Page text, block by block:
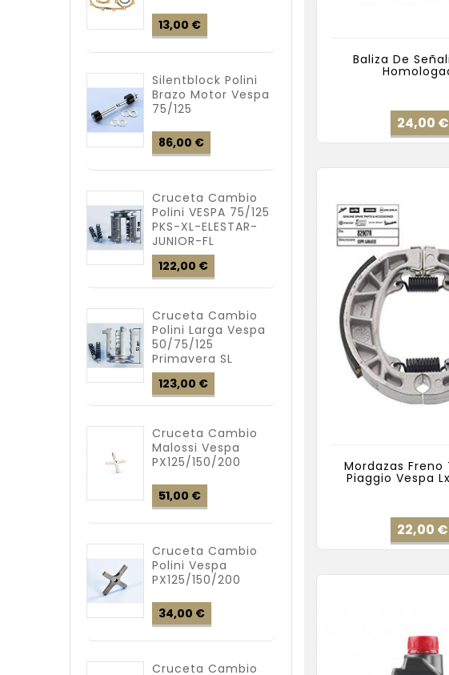
13,00 €
Silentblock Polini
Brazo Motor Vespa
75/125
86,00 €
Cruceta Cambio
Polini VESPA 75/125
PKS-XL-ELESTAR-
JUNIOR-FL
122,00 €
Cruceta Cambio
Polini Larga Vespa
50/75/125
Primavera SL
123,00 €
Cruceta Cambio
Malossi Vespa
PX125/150/200
51,00 €
Cruceta Cambio
Polini Vespa
PX125/150/200
34,00 €
Cruceta Cambio
Baliza De
24,00 €
Mordazas Freno
Piaggio Vespa
22,00 €